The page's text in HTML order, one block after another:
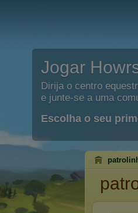
Jogar
Dirija o centro
e junte-se a uma
Escolha o seu